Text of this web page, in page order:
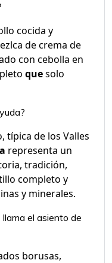
cocida y
de crema de
con cebolla en
quesolo
típica de los Valles
representa un
tradición,
completo y
y minerales.
el asiento de
borusas,